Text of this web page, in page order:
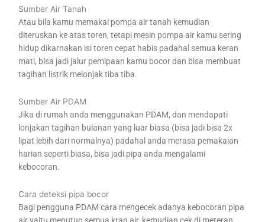
Sumber Air Tanah
Atau bila kamu memakai pompa air tanah kemudian
diteruskan ke atas toren, tetapi mesin pompa air kamu sering
hidup dikarnakan isi toren cepat habis padahal semua keran
mati, bisa jadi jalur pemipaan kamu bocor dan bisa membuat
tagihan listrik melonjak tiba tiba.
Sumber Air PDAM
Jika di rumah anda menggunakan PDAM, dan mendapati
lonjakan tagihan bulanan yang luar biasa (bisa jadi bisa 2x
lipat lebih dari normalnya) padahal anda merasa pemakaian
harian seperti biasa, bisa jadi pipa anda mengalami
kebocoran.
Cara deteksi pipa bocor
Bagi pengguna PDAM cara mengecek adanya kebocoran pipa
air yaitu menutup semua kran air, kemudian cek di meteran